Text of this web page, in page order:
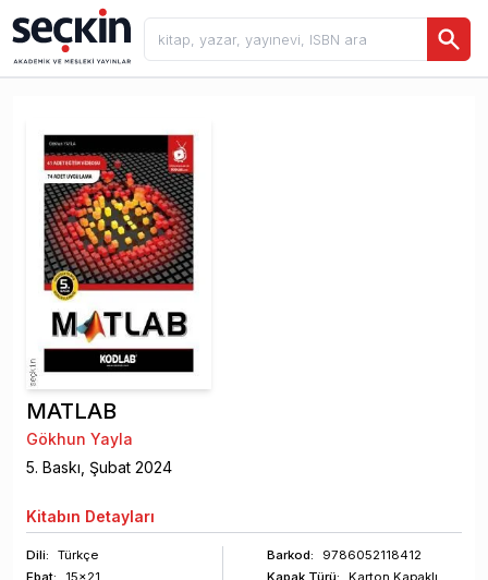
MATLAB
Gökhun Yayla
5. Baskı, Şubat 2024
Kitabın Detayları
Dili:
Türkçe
Barkod:
9786052118412